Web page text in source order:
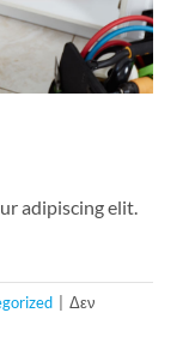
adipiscing elit.
Δεν